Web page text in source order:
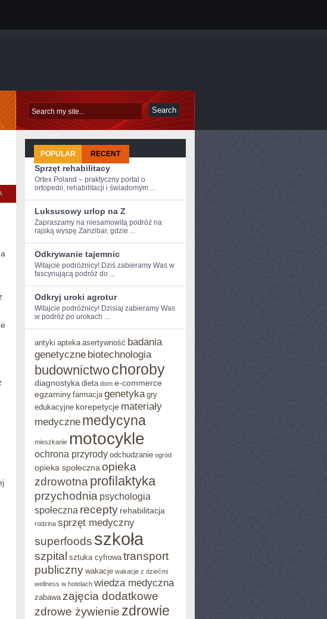
DACH
JEST
KONIECZNE
CHRONIĆ
PRZED
ROZMAITYMI
RYZYKAMI
POPULAR RECENT
Sprzęt rehabilitacy
Ortex Poland – praktyczny portal o
ortopedii, rehabilitacji i świadomym ...
Luksusowy urlop na Z
Zapraszamy na niesamowitą podróż na
rajską wyspę Zanzibar, gdzie ...
Odkrywanie tajemnic
Witajcie podróżnicy! Dziś zabieramy Was w
fascynującą podróż do ...
Odkryj uroki agrotur
Witajcie podróżnicy! Dzisiaj zabieramy Was
w ‌podróż po urokach ...
antyki apteka asertywność badania
genetyczne biotechnologia
budownictwochoroby
diagnostyka dieta dom e-commerce
egzaminy farmacja genetyka gry
edukacyjne korepetycje materiały
medyczne medycyna
mieszkanie motocykle
ochrona przyrody odchudzanie ogród
opieka społeczna opieka
zdrowotna profilaktyka
przychodnia psychologia
społeczna recepty rehabilitacja
rodzina sprzęt medyczny
superfoods szkoła
szpital sztuka cyfrowa transport
publiczny wakacje wakacje z dziećmi
wellness w hotelach wiedza medyczna
zabawa zajęcia dodatkowe
zdrowe żywienie zdrowie